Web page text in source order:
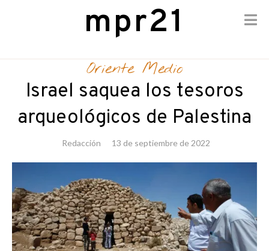
content
mpr21
Oriente Medio
Israel saquea los tesoros
arqueológicos de Palestina
Redacción 13 de septiembre de 2022